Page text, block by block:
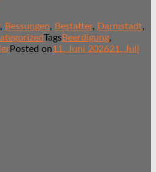
, Bessungen, Bestatter, Darmstadt,
TagsBeerdigung,
Posted on11. Juni 202621. Juli